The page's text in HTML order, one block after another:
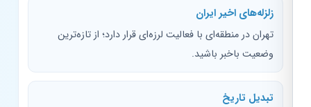
زلزله‌های اخیر ایران
تهران در منطقه‌ای با فعالیت لرزه‌ای قرار دارد؛ از تازه‌ترین
وضعیت باخبر باشید.
تبدیل تاریخ